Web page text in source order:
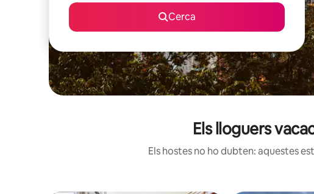
Cerca
Els lloguers
Els hostes no ho dubten: aquestes